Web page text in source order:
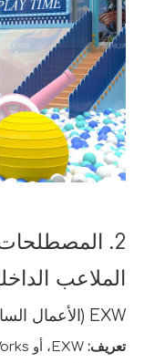
2.
الملاعب
EXW (الأعمال السابقة)
تعريف: